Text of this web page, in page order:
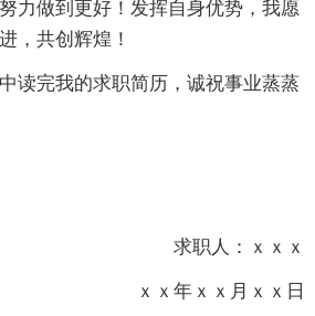
力做到更好！发挥自身优势，我愿
，共创辉煌！
读完我的求职简历，诚祝事业蒸蒸
求职人：ｘｘｘ
ｘｘ年ｘｘ月ｘｘ日